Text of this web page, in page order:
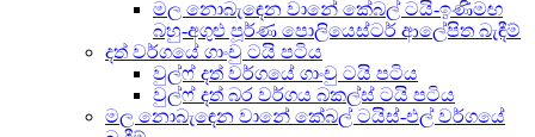
මල නොබැඳෙන වානේ කේබල් ටයි-ඉණිමඟ
බහු-අගුළු පූර්ණ පොලියෙස්ටර් ආලේපිත බැඳීම්
දත් වර්ගයේ ගාංචු ටයි පටිය
වුල්ෆ් දත් වර්ගයේ ගාංචු ටයි පටිය
වුල්ෆ් දත් බර වර්ගය බකල්ස් ටයි පටිය
මල නොබැඳෙන වානේ කේබල් ටයිස්-එල් වර්ගයේ